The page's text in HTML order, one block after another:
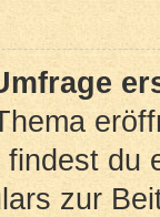
du
zur